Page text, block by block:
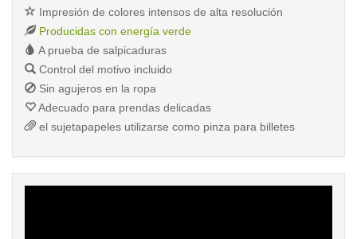
Impresión de colores intensos de alta resolución
Producidas con energía verde
A prueba de salpicaduras
Control del motivo incluido
Sin agujeros en la ropa
Adecuado para prendas delicadas
el sujetapapeles utilizarse como pinza para billetes